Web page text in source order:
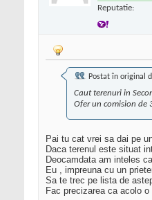
Reputatie:
Postat în original
Caut terenuri in
Ofer un comision de
Pai tu cat vrei sa dai pe
Daca terenul este situat
Deocamdata am inteles
Eu , impreuna cu un
Sa te trec pe lista de
Fac precizarea ca acolo